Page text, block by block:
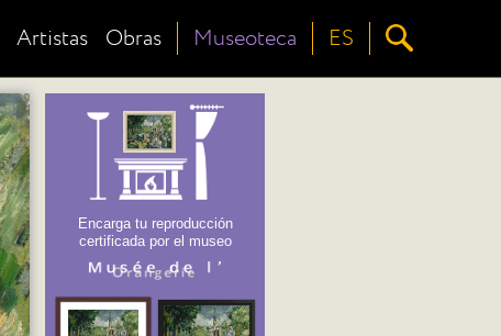
Artistas Obras Museoteca ES
Encarga tu reproducción
certificada por el museo